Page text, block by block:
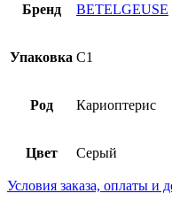
Бренд BETELGEUSE
Упаковка C1
Род Кариоптерис
Цвет Серый
Условия заказа, оплаты и